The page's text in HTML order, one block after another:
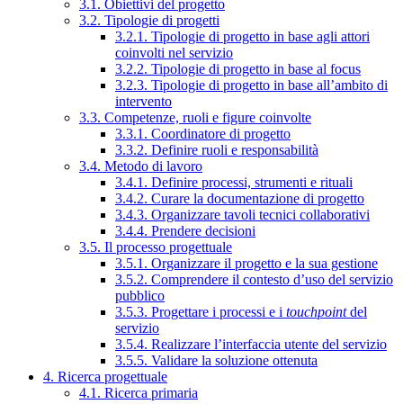
3.1. Obiettivi del progetto
3.2. Tipologie di progetti
3.2.1. Tipologie di progetto in base agli attori
coinvolti nel servizio
3.2.2. Tipologie di progetto in base al focus
3.2.3. Tipologie di progetto in base all’ambito di
intervento
3.3. Competenze, ruoli e figure coinvolte
3.3.1. Coordinatore di progetto
3.3.2. Definire ruoli e responsabilità
3.4. Metodo di lavoro
3.4.1. Definire processi, strumenti e rituali
3.4.2. Curare la documentazione di progetto
3.4.3. Organizzare tavoli tecnici collaborativi
3.4.4. Prendere decisioni
3.5. Il processo progettuale
3.5.1. Organizzare il progetto e la sua gestione
3.5.2. Comprendere il contesto d’uso del servizio
pubblico
3.5.3. Progettare i processi e i touchpointdel
servizio
3.5.4. Realizzare l’interfaccia utente del servizio
3.5.5. Validare la soluzione ottenuta
4. Ricerca progettuale
4.1. Ricerca primaria